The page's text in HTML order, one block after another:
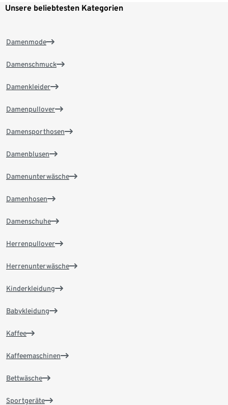
Unsere beliebtesten Kategorien
Damenmode
Damenschmuck
Damenkleider
Damenpullover
Damensporthosen
Damenblusen
Damenunterwäsche
Damenhosen
Damenschuhe
Herrenpullover
Herrenunterwäsche
Kinderkleidung
Babykleidung
Kaffee
Kaffeemaschinen
Bettwäsche
Sportgeräte